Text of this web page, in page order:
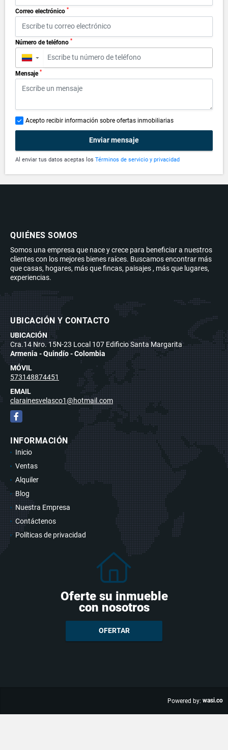
Correo electrónico *
Número de teléfono *
▼
Mensaje *
Acepto recibir información sobre ofertas inmobiliarias
Enviar mensaje
Al enviar tus datos aceptas los Términos de servicio y privacidad
QUIÉNES SOMOS
Somos una empresa que nace y crece para beneficiar a nuestros
clientes con los mejores bienes raíces. Buscamos encontrar más
que casas, hogares, más que fincas, paisajes , más que lugares,
experiencias.
UBICACIÓN Y CONTACTO
UBICACIÓN
Cra.14 Nro. 15N-23 Local 107 Edificio Santa Margarita
Armenia - Quindío - Colombia
MÓVIL
573148874451
EMAIL
clarainesvelasco1@hotmail.com
Facebook
INFORMACIÓN
Inicio
Ventas
Alquiler
Blog
Nuestra Empresa
Contáctenos
Políticas de privacidad
Oferte su inmueble
con nosotros
OFERTAR
Powered by: wasi.co